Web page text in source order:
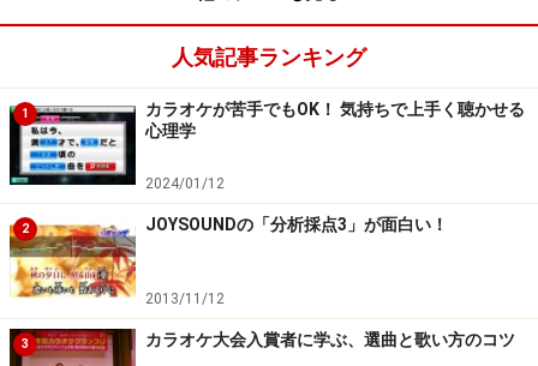
人気記事ランキング
1
カラオケが苦手でもOK！ 気持ちで上手く聴かせる
心理学
2024/01/12
2 JOYSOUNDの「分析採点3」が面白い！
2013/11/12
3 カラオケ大会入賞者に学ぶ、選曲と歌い方のコツ